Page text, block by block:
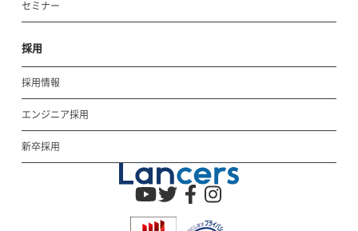
セミナー
採用
採用情報
エンジニア採用
新卒採用